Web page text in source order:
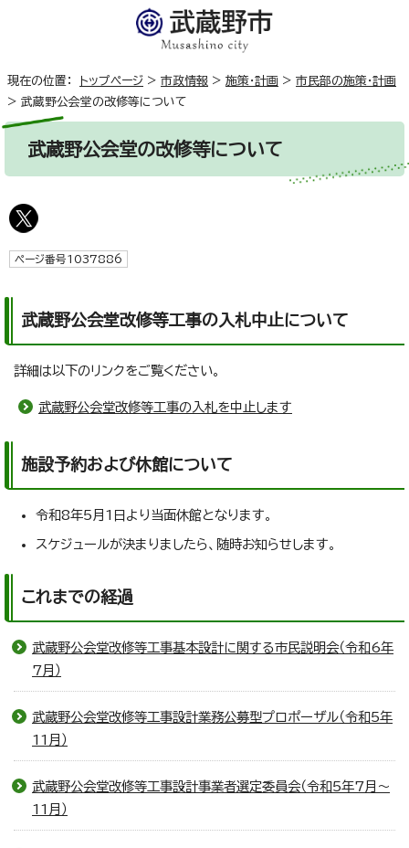
現在の位置： トップページ > 市政情報 > 施策・計画 > 市民部の施策・計画
> 武蔵野公会堂の改修等について
武蔵野公会堂の改修等について
ページ番号1037886
武蔵野公会堂改修等工事の入札中止について
詳細は以下のリンクをご覧ください。
武蔵野公会堂改修等工事の入札を中止します
施設予約および休館について
令和8年5月1日より当面休館となります。
スケジュールが決まりましたら、随時お知らせします。
これまでの経過
武蔵野公会堂改修等工事基本設計に関する市民説明会（令和6年
7月）
武蔵野公会堂改修等工事設計業務公募型プロポーザル（令和5年
11月）
武蔵野公会堂改修等工事設計事業者選定委員会（令和5年7月～
11月）